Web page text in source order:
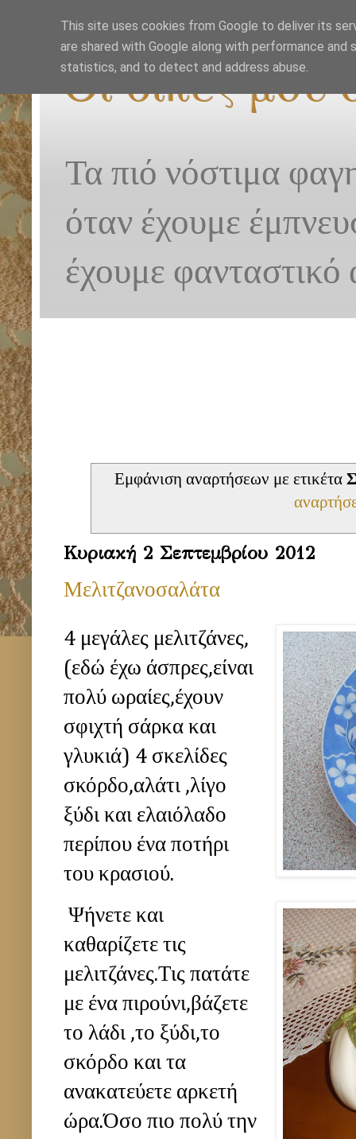
Οι δικές μου
Τα πιό νόστιμα
όταν έχουμε
έχουμε φανταστικό
Εμφάνιση αναρτήσεων με ετικέτα
Κυριακή 2 Σεπτεμβρίου 2012
Μελιτζανοσαλάτα
4 μεγάλες μελιτζάνες,
(εδώ έχω άσπρες,είναι
πολύ ωραίες,έχουν
σφιχτή σάρκα και
γλυκιά) 4 σκελίδες
σκόρδο,αλάτι ,λίγο
ξύδι και ελαιόλαδο
περίπου ένα ποτήρι
του κρασιού.
Ψήνετε και
καθαρίζετε τις
μελιτζάνες.Τις πατάτε
με ένα πιρούνι,βάζετε
το λάδι ,το ξύδι,το
σκόρδο και τα
ανακατεύετε αρκετή
ώρα.Όσο πιο πολύ την
This site uses cookies from Google to deliver its
are shared with Google along with performance
statistics, and to detect and address abuse.